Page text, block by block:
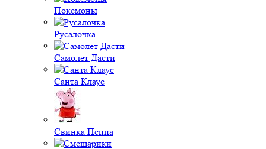
Покемоны
Русалочка
Самолёт Дасти
Санта Клаус
Свинка Пеппа